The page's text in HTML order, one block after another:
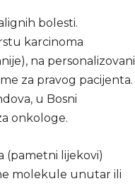
bolesti.
karcinoma
na personalizovani
za pravog pacijenta.
u Bosni
onkologe.
(pametni lijekovi)
molekule unutar ili